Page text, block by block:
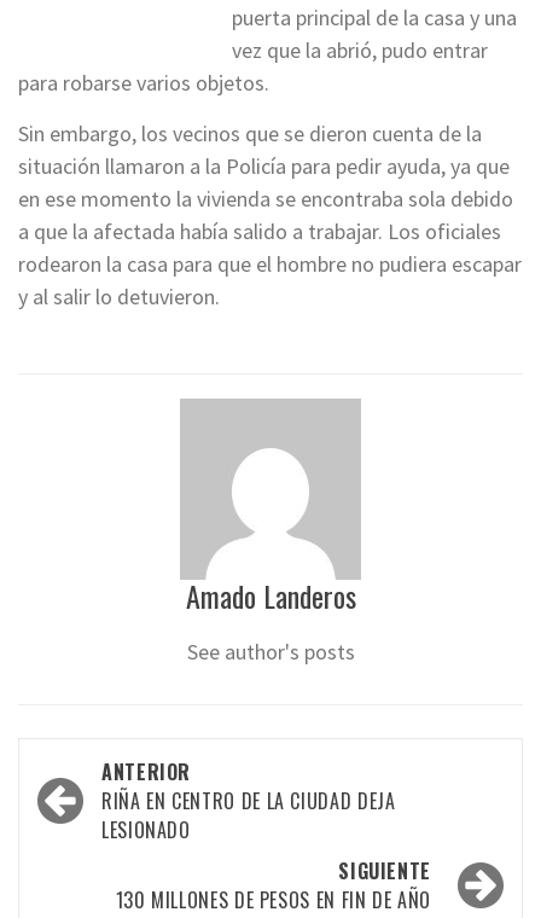
puerta principal de la casa y una
vez que la abrió, pudo entrar
para robarse varios objetos.
Sin embargo, los vecinos que se dieron cuenta de la
situación llamaron a la Policía para pedir ayuda, ya que
en ese momento la vivienda se encontraba sola debido
a que la afectada había salido a trabajar. Los oficiales
rodearon la casa para que el hombre no pudiera escapar
y al salir lo detuvieron.
Amado Landeros
See author's posts
Navegación
por
entradas
ANTERIOR
RIÑA EN CENTRO DE LA CIUDAD DEJA
LESIONADO
SIGUIENTE
130 MILLONES DE PESOS EN FIN DE AÑO